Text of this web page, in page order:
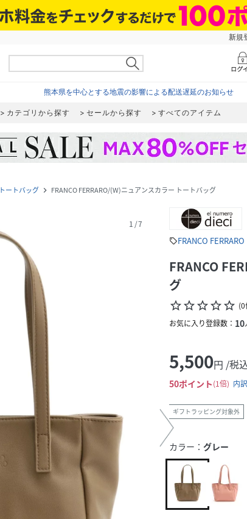
新規
熊本県を中心とする地震の影響による配送遅延のお知らせ
カテゴリから探す セールから探す すべてのアイテム
トートバッグ navigate_next FRANCO FERRARO/(W)ニュアンスカラー トートバッグ
1 /7
sellFRANCO FERRARO
FRANCO
グ
star_borderstar_borderstar_borderstar_borderstar_border (0
お気に入り登録数： 10
5,500円 /税
50ポイント 1倍 内訳
ギフトラッピング対象外
カラー： グレー